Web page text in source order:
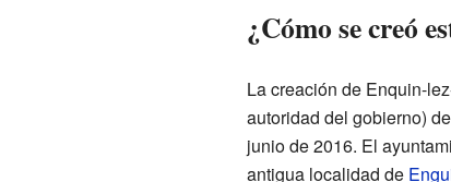
¿Cómo se creó
La creación de Enquin-
autoridad del gobierno)
junio de 2016. El
antigua localidad de